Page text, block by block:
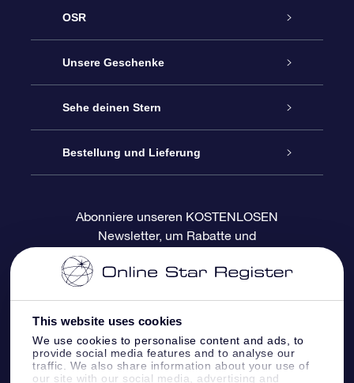
This website uses cookies
We use cookies to personalise content and ads, to
provide social media features and to analyse our
traffic. We also share information about your use of
our site with our social media, advertising and
OSR
Service
Kontakt
Blog
Bewertungen
Unsere Geschenke
Sterne schenken
OSR-Geschenkpaket
OSR-Geschenkgutschein
Firmengeschenke
Sehe deinen Stern
Sternregister
Personalisierte Sternseite
One Million Stars
OSR-Starsaver
VR-App „Fliege mich zu den Sternen“
Bestellung und Lieferung
Zahlungsinformationen
Versandinformationen
Rückgaberecht
Sternbilder
Abonniere unseren KOSTENLOSEN
Newsletter, um Rabatte und